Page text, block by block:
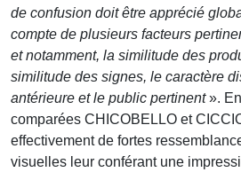
de confusion doit être apprécié
compte de plusieurs facteurs
et notamment, la similitude des
similitude des signes, le caractère
antérieure et le public pertinent».
comparées CHICOBELLO et
effectivement de fortes
visuelles leur conférant une